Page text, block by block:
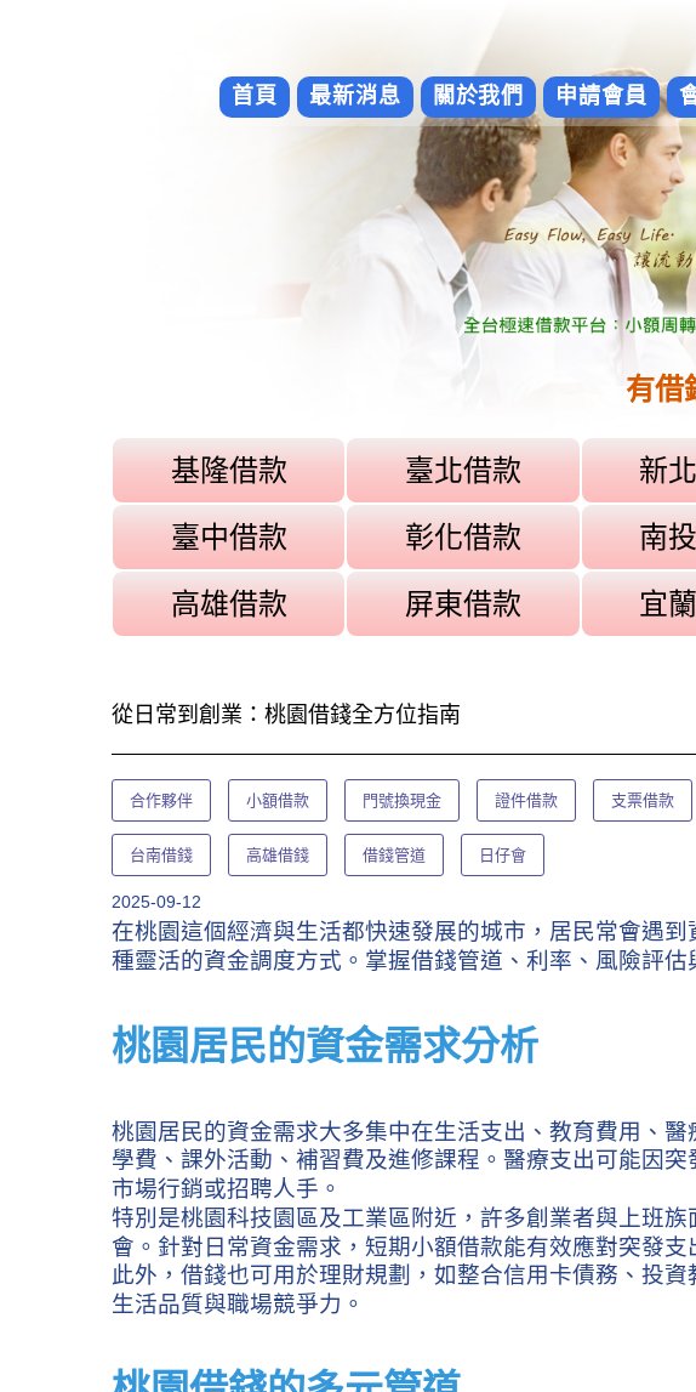
首頁 最新消息 關於我們 申請會員
有借
基隆借款 臺北借款 新
臺中借款 彰化借款 南
高雄借款 屏東借款 宜
從日常到創業：桃園借錢全方位指南
合作夥伴 小額借款 門號換現金 證件借款 支票借款
台南借錢 高雄借錢 借錢管道 日仔會
2025-09-12
在桃園這個經濟與生活都快速發展的城市，居民常會遇
種靈活的資金調度方式。掌握借錢管道、利率、風險評
桃園居民的資金需求分析
桃園居民的資金需求大多集中在生活支出、教育費用、
學費、課外活動、補習費及進修課程。醫療支出可能因
市場行銷或招聘人手。
特別是桃園科技園區及工業區附近，許多創業者與上班
會。針對日常資金需求，短期小額借款能有效應對突發支
此外，借錢也可用於理財規劃，如整合信用卡債務、投
生活品質與職場競爭力。